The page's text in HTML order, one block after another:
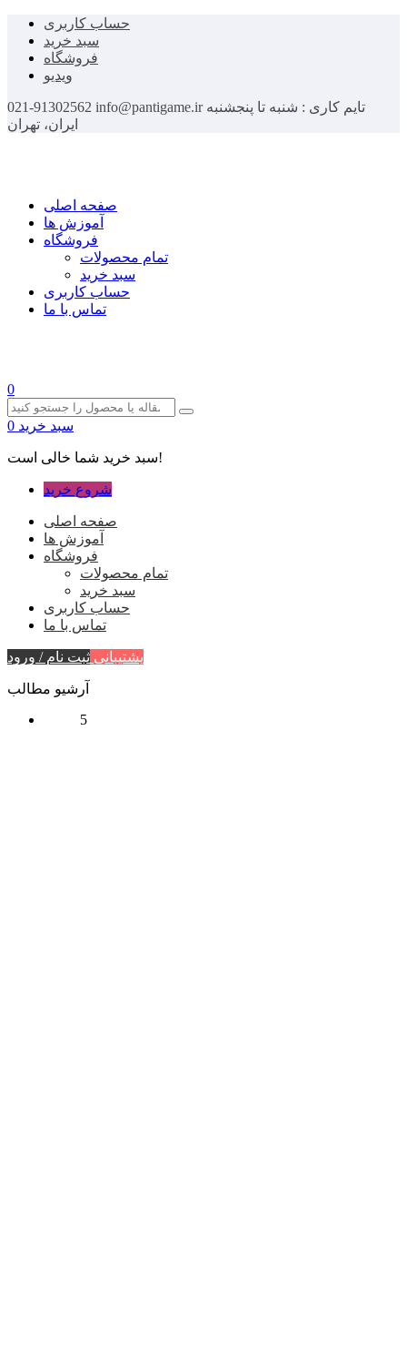
حساب کاربری
سبد خرید
فروشگاه
ویدیو
021-91302562 info@pantigame.ir تایم کاری : شنبه تا پنجشنبه
ایران، تهران
صفحه اصلی
آموزش ها
فروشگاه
تمام محصولات
سبد خرید
حساب کاربری
تماس با ما
0
سبد خرید 0
سبد خرید شما خالی است!
شروع خرید
صفحه اصلی
آموزش ها
فروشگاه
تمام محصولات
سبد خرید
حساب کاربری
تماس با ما
پشتیبانی ثبت نام / ورود
آرشیو مطالب
5